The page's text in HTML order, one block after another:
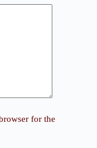
for the